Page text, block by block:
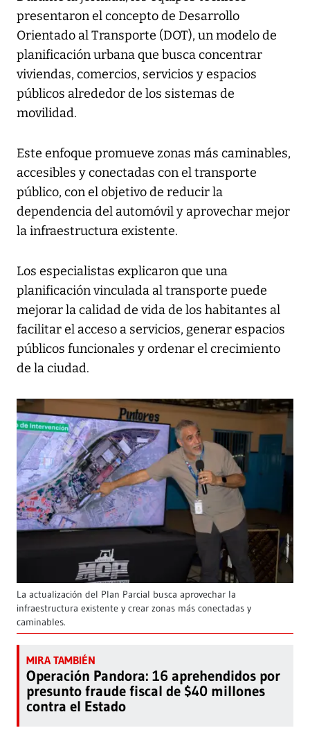
presentaron el concepto de Desarrollo
Orientado al Transporte (DOT), un modelo de
planificación urbana que busca concentrar
viviendas, comercios, servicios y espacios
públicos alrededor de los sistemas de
movilidad.
Este enfoque promueve zonas más caminables,
accesibles y conectadas con el transporte
público, con el objetivo de reducir la
dependencia del automóvil y aprovechar mejor
la infraestructura existente.
Los especialistas explicaron que una
planificación vinculada al transporte puede
mejorar la calidad de vida de los habitantes al
facilitar el acceso a servicios, generar espacios
públicos funcionales y ordenar el crecimiento
de la ciudad.
La actualización del Plan Parcial busca aprovechar la
infraestructura existente y crear zonas más conectadas y
caminables.
Operación Pandora: 16 aprehendidos por
presunto fraude fiscal de $40 millones
contra el Estado